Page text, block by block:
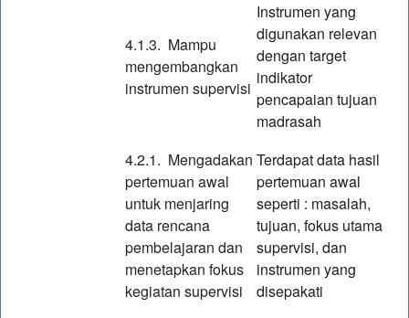
4.1.3. Mampu
mengembangkan
instrumen supervisi
Instrumen yang
digunakan relevan
dengan target
indikator
pencapaian tujuan
madrasah
4.2.1. Mengadakan
pertemuan awal
untuk menjaring
data rencana
pembelajaran dan
menetapkan fokus
kegiatan supervisi
Terdapat data hasil
pertemuan awal
seperti : masalah,
tujuan, fokus utama
supervisi, dan
instrumen yang
disepakati